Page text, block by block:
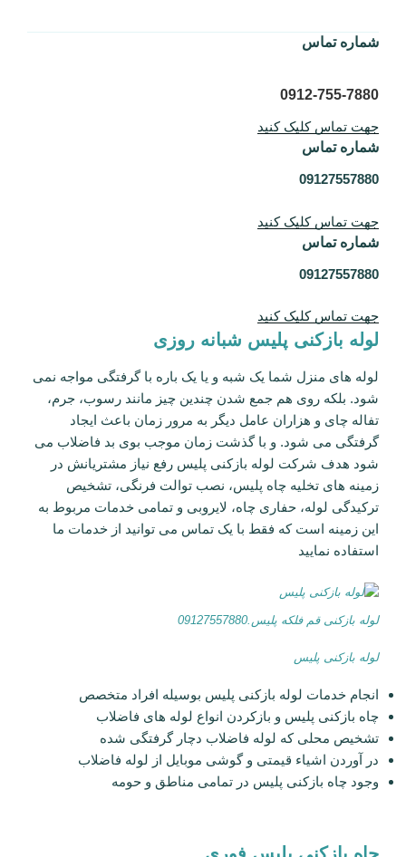
شماره تماس
0912-755-7880
جهت تماس کلیک کنید
شماره تماس
09127557880
جهت تماس کلیک کنید
شماره تماس
09127557880
جهت تماس کلیک کنید
لوله بازکنی پلیس شبانه روزی
لوله های منزل شما یک شبه و یا یک باره با گرفتگی مواجه نمی
شود. بلکه روی هم جمع شدن چندین چیز مانند رسوب، جرم،
تفاله چای و هزاران عامل دیگر به مرور زمان باعث ایجاد
گرفتگی می شود. و با گذشت زمان موجب بوی بد فاضلاب می
شود هدف شرکت لوله بازکنی پلیس رفع نیاز مشتریانش در
زمینه های تخلیه چاه پلیس، نصب توالت فرنگی، تشخیص
ترکیدگی لوله، حفاری چاه، لایروبی و تمامی خدمات مربوط به
این زمینه است که فقط با یک تماس می توانید از خدمات ما
استفاده نمایید
لوله بازکنی قم فلکه پلیس.09127557880
لوله بازکنی پلیس
انجام خدمات لوله بازکنی پلیس بوسیله افراد متخصص
چاه بازکنی پلیس و بازکردن انواع لوله های فاضلاب
تشخیص محلی که لوله فاضلاب دچار گرفتگی شده
در آوردن اشیاء قیمتی و گوشی موبایل از لوله فاضلاب
وجود چاه بازکنی پلیس در تمامی مناطق و حومه